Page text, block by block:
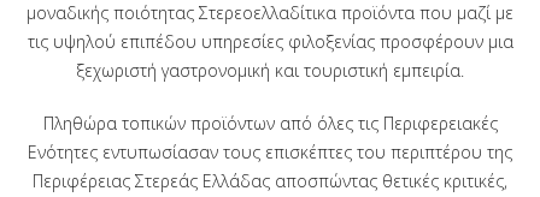
μοναδικής ποιότητας Στερεοελλαδίτικα προϊόντα που μαζί με
τις υψηλού επιπέδου υπηρεσίες φιλοξενίας προσφέρουν μια
ξεχωριστή γαστρονομική και τουριστική εμπειρία.
Πληθώρα τοπικών προϊόντων από όλες τις Περιφερειακές
Ενότητες εντυπωσίασαν τους επισκέπτες του περιπτέρου της
Περιφέρειας Στερεάς Ελλάδας αποσπώντας θετικές κριτικές,